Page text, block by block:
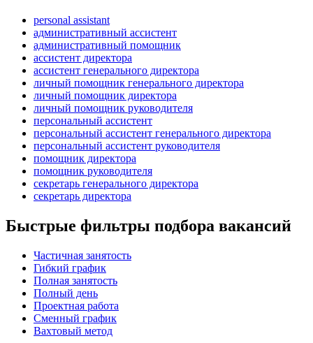
personal assistant
административный ассистент
административный помощник
ассистент директора
ассистент генерального директора
личный помощник генерального директора
личный помощник директора
личный помощник руководителя
персональный ассистент
персональный ассистент генерального директора
персональный ассистент руководителя
помощник директора
помощник руководителя
секретарь генерального директора
секретарь директора
Быстрые фильтры подбора вакансий
Частичная занятость
Гибкий график
Полная занятость
Полный день
Проектная работа
Сменный график
Вахтовый метод